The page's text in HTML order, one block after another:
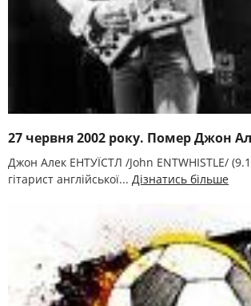
27 червня 2002 року. Помер Джон
Джон Алек ЕНТУЇСТЛ /John ENTWHІSTLE/
гітарист англійської... Дізнатись більше